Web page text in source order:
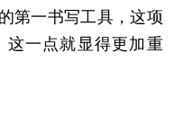
第一书写工具，这项
这一点就显得更加重